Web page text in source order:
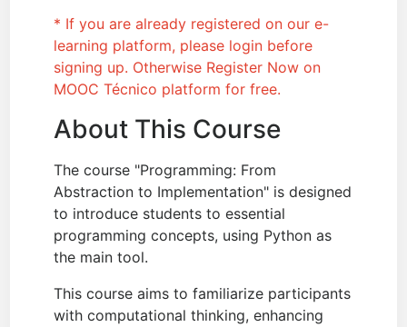
* If you are already registered on our e-
learning platform, please login before
signing up. Otherwise Register Now on
MOOC Técnico platform for free.
About This Course
The course "Programming: From
Abstraction to Implementation" is designed
to introduce students to essential
programming concepts, using Python as
the main tool.
This course aims to familiarize participants
with computational thinking, enhancing